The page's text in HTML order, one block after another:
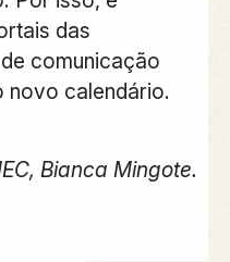
das
comunicação
novo calendário.
Bianca Mingote.